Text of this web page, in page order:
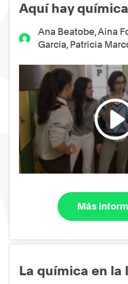
Aquí hay química
Ana Beatobe, Aina
Garcia, Patricia
Más
La química en la